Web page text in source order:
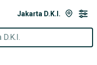
Jakarta D.K.I.